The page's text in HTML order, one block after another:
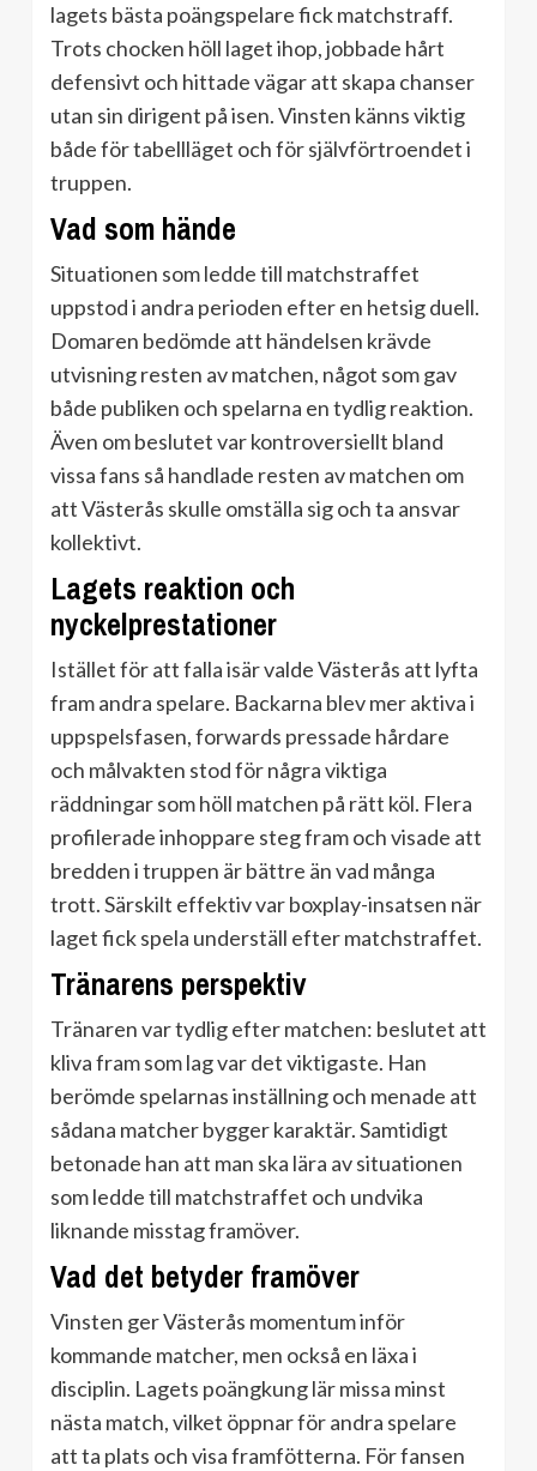
lagets bästa poängspelare fick matchstraff.
Trots chocken höll laget ihop, jobbade hårt
defensivt och hittade vägar att skapa chanser
utan sin dirigent på isen. Vinsten känns viktig
både för tabellläget och för självförtroendet i
truppen.
Vad som hände
Situationen som ledde till matchstraffet
uppstod i andra perioden efter en hetsig duell.
Domaren bedömde att händelsen krävde
utvisning resten av matchen, något som gav
både publiken och spelarna en tydlig reaktion.
Även om beslutet var kontroversiellt bland
vissa fans så handlade resten av matchen om
att Västerås skulle omställa sig och ta ansvar
kollektivt.
Lagets reaktion och
nyckelprestationer
Istället för att falla isär valde Västerås att lyfta
fram andra spelare. Backarna blev mer aktiva i
uppspelsfasen, forwards pressade hårdare
och målvakten stod för några viktiga
räddningar som höll matchen på rätt köl. Flera
profilerade inhoppare steg fram och visade att
bredden i truppen är bättre än vad många
trott. Särskilt effektiv var boxplay-insatsen när
laget fick spela underställ efter matchstraffet.
Tränarens perspektiv
Tränaren var tydlig efter matchen: beslutet att
kliva fram som lag var det viktigaste. Han
berömde spelarnas inställning och menade att
sådana matcher bygger karaktär. Samtidigt
betonade han att man ska lära av situationen
som ledde till matchstraffet och undvika
liknande misstag framöver.
Vad det betyder framöver
Vinsten ger Västerås momentum inför
kommande matcher, men också en läxa i
disciplin. Lagets poängkung lär missa minst
nästa match, vilket öppnar för andra spelare
att ta plats och visa framfötterna. För fansen